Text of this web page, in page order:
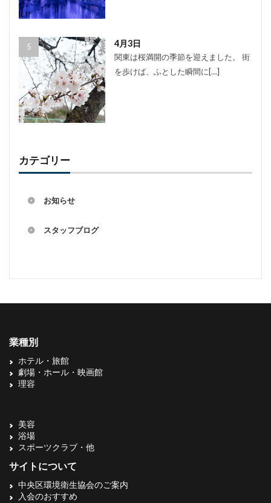
4月3日
関東は桜満開の季節を迎えました。 街
を歩けば、ふとした瞬間に[…]
カテゴリー
お知らせ
スタッフブログ
業種別
ホテル・旅館
劇場・ホール・映画館
理容
美容
浴場
スポーツクラブ・他
サイトについて
中央区環境衛生協会のご案内
入会のおすすめ